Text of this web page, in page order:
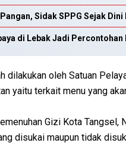
Sidak SPPG Sejak
di Lebak Jadi
dilakukan oleh Satuan
yaitu terkait menu yang
Gizi Kota
disukai maupun tidak